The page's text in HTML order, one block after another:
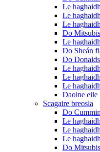
Le
Le
Le
Do
Le
Do Sheán
Do
Le
Le
Le
Daoine eile
Scagaire breosla
Do
Le
Le
Le
Do